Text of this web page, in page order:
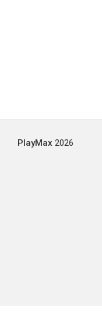
PlayMax 2026